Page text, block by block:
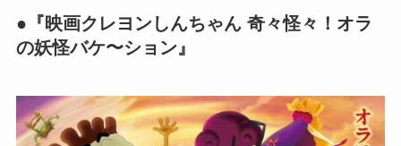
●『映画クレヨンしんちゃん 奇々怪々！オラ
の妖怪バケ〜ション』